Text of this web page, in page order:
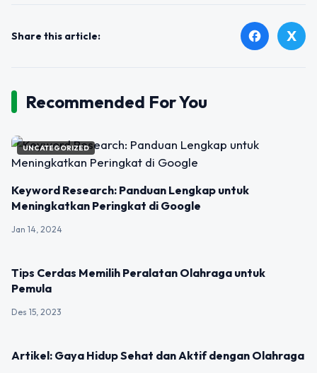
Share this article: facebook X
Recommended For You
UNCATEGORIZED
Keyword Research: Panduan Lengkap untuk
Meningkatkan Peringkat di Google
Jan 14, 2024
Tips Cerdas Memilih Peralatan Olahraga untuk
Pemula
Des 15, 2023
Artikel: Gaya Hidup Sehat dan Aktif dengan Olahraga